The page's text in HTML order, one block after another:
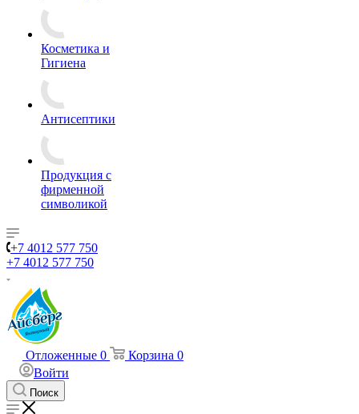
Косметика и
Гигиена
Антисептики
Продукция с
фирменной
символикой
+7 4012 577 750
+7 4012 577 750
Отложенные 0 Корзина 0
Войти
Поиск